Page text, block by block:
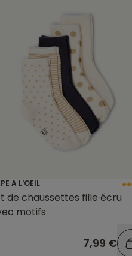
A L'OEIL
de chaussettes fille écru
motifs
7,99 €